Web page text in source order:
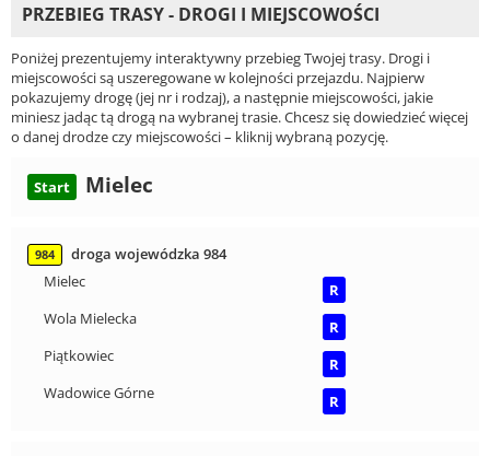
PRZEBIEG TRASY - DROGI I MIEJSCOWOŚCI
Poniżej prezentujemy interaktywny przebieg Twojej trasy. Drogi i
miejscowości są uszeregowane w kolejności przejazdu. Najpierw
pokazujemy drogę (jej nr i rodzaj), a następnie miejscowości, jakie
miniesz jadąc tą drogą na wybranej trasie. Chcesz się dowiedzieć więcej
o danej drodze czy miejscowości – kliknij wybraną pozycję.
Start Mielec
984
droga wojewódzka 984
Mielec
R
Wola Mielecka
R
Piątkowiec
R
Wadowice Górne
R